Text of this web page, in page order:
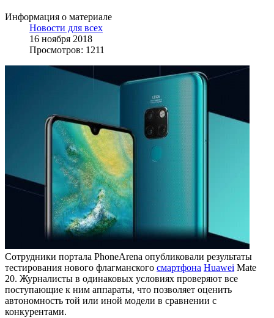
Информация о материале
Новости для всех
16 ноября 2018
Просмотров: 1211
Сотрудники портала PhoneArena опубликовали результаты
тестирования нового флагманского смартфона Huawei Mate
20. Журналисты в одинаковых условиях проверяют все
поступающие к ним аппараты, что позволяет оценить
автономность той или иной модели в сравнении с
конкурентами.